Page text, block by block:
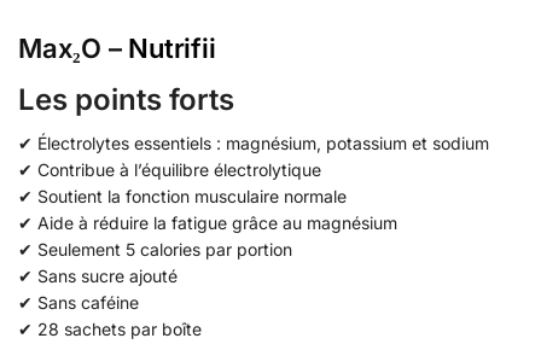
Max₂O – Nutrifii
Les points forts
✔ Électrolytes essentiels : magnésium, potassium et sodium
✔ Contribue à l’équilibre électrolytique
✔ Soutient la fonction musculaire normale
✔ Aide à réduire la fatigue grâce au magnésium
✔ Seulement 5 calories par portion
✔ Sans sucre ajouté
✔ Sans caféine
✔ 28 sachets par boîte